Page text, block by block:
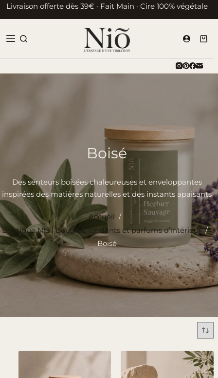
Passer
au
Livraison offerte dès 39€ · Fait Main · Cire 100% végétale
Boisé
Des senteurs boisées chaleureuses et enveloppantes
inspirées des matières naturelles et des instants apaisants
Accueil /
Boutique Niõ | Bougies, fondants et parfums d’intérieur /
Boisé